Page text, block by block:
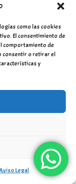
como las cookies
El consentimiento de
comportamiento de
consentir o retirar el
y
Legal